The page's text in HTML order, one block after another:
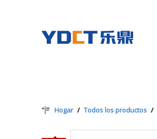
Hogar / Todos los productos /